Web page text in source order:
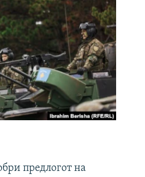
предлогот на